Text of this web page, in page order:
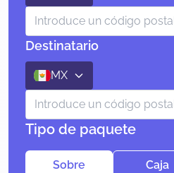
Destinatario
MX
Tipo de paquete
Sobre Caja